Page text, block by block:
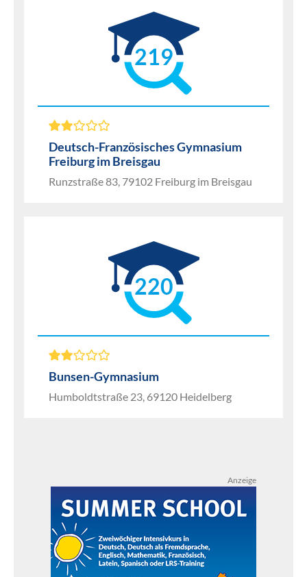
219
Deutsch-Französisches Gymnasium
Freiburg im Breisgau
Runzstraße 83, 79102 Freiburg im Breisgau
220
Bunsen-Gymnasium
Humboldtstraße 23, 69120 Heidelberg
Anzeige